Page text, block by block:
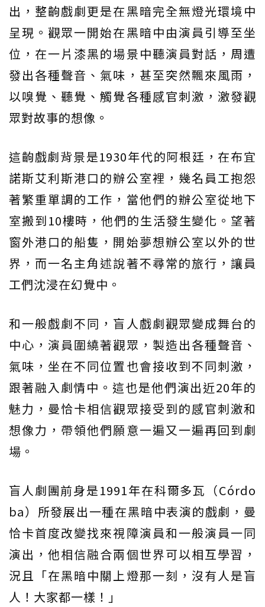
出，整齣戲劇更是在黑暗完全無燈光環境中
呈現。觀眾一開始在黑暗中由演員引導至坐
位，在一片漆黑的場景中聽演員對話，周遭
發出各種聲音、氣味，甚至突然飄來風雨，
以嗅覺、聽覺、觸覺各種感官刺激，激發觀
眾對故事的想像。
這齣戲劇背景是1930年代的阿根廷，在布宜
諾斯艾利斯港口的辦公室裡，幾名員工抱怨
著繁重單調的工作，當他們的辦公室從地下
室搬到10樓時，他們的生活發生變化。望著
窗外港口的船隻，開始夢想辦公室以外的世
界，而一名主角述說著不尋常的旅行，讓員
工們沈浸在幻覺中。
和一般戲劇不同，盲人戲劇觀眾變成舞台的
中心，演員圍繞著觀眾，製造出各種聲音、
氣味，坐在不同位置也會接收到不同刺激，
跟著融入劇情中。這也是他們演出近20年的
魅力，曼恰卡相信觀眾接受到的感官刺激和
想像力，帶領他們願意一遍又一遍再回到劇
場。
盲人劇團前身是1991年在科爾多瓦（Córdo
ba）所發展出一種在黑暗中表演的戲劇，曼
恰卡首度改變找來視障演員和一般演員一同
演出，他相信融合兩個世界可以相互學習，
況且「在黑暗中關上燈那一刻，沒有人是盲
人！大家都一樣！」